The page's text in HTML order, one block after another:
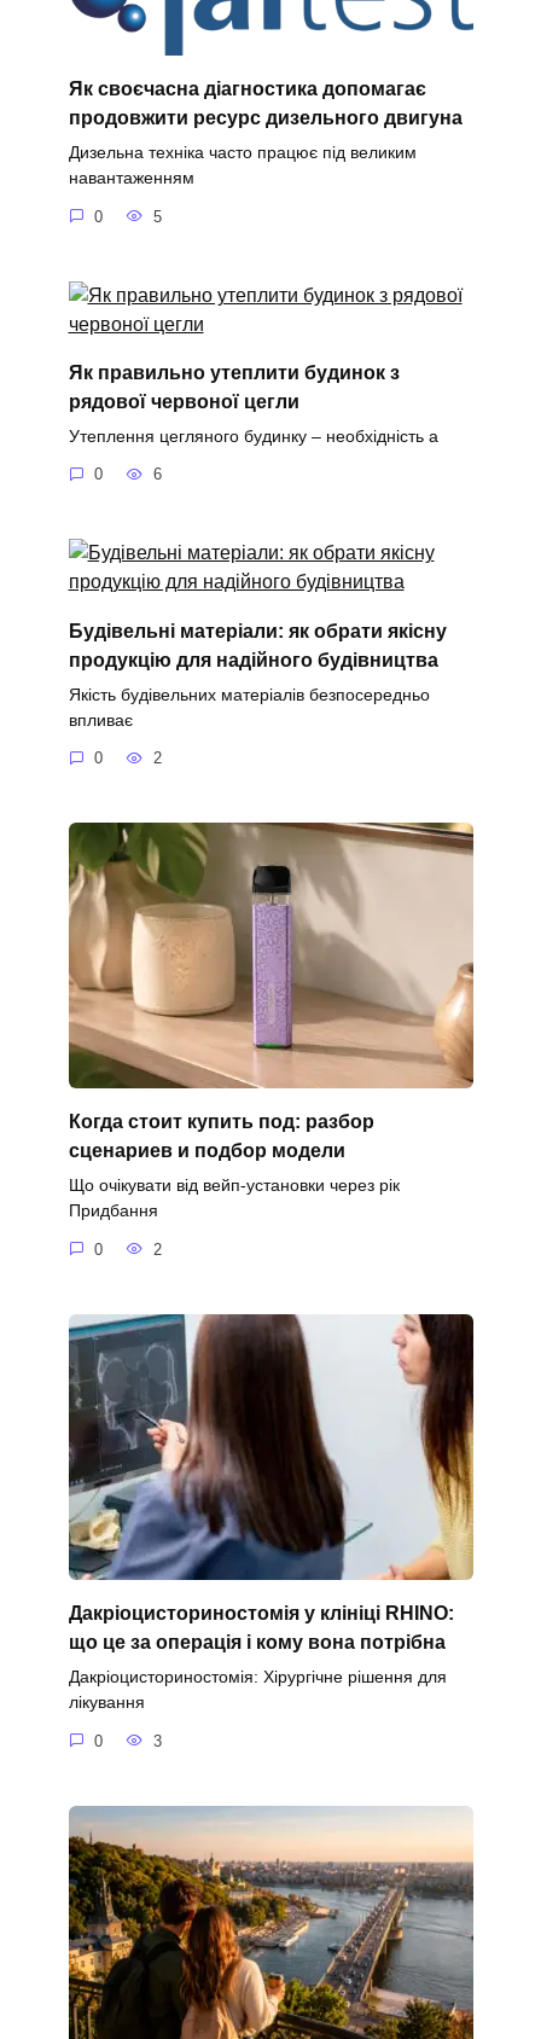
Як своєчасна діагностика допомагає
продовжити ресурс дизельного двигуна
Дизельна техніка часто працює під великим
навантаженням
0 5
Як правильно утеплити будинок з
рядової червоної цегли
Утеплення цегляного будинку – необхідність а
0 6
Будівельні матеріали: як обрати якісну
продукцію для надійного будівництва
Якість будівельних матеріалів безпосередньо
впливає
0 2
Когда стоит купить под: разбор
сценариев и подбор модели
Що очікувати від вейп-установки через рік
Придбання
0 2
Дакріоцисториностомія у клініці RHINO:
що це за операція і кому вона потрібна
Дакріоцисториностомія: Хірургічне рішення для
лікування
0 3